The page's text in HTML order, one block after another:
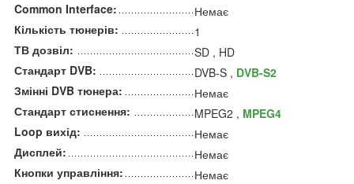
Common Interface:
Немає
Кількість тюнерів:
1
ТВ дозвіл:
SD , HD
Стандарт DVB:
DVB-S , DVB-S2
Змінні DVB тюнера:
Немає
Стандарт стиснення:
MPEG2 , MPEG4
Loop вихід:
Немає
Дисплей:
Немає
Кнопки управління:
Немає